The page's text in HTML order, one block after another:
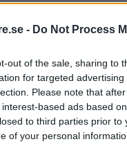
- Do Not Process
out of the sale, sharing to
for targeted
Please note that
based ads based
to third parties prior
of your personal